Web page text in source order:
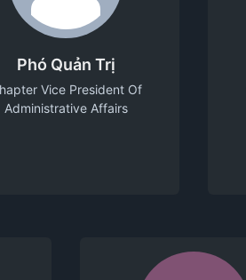
Phó Quản Trị
Vice President Of
Administrative Affairs